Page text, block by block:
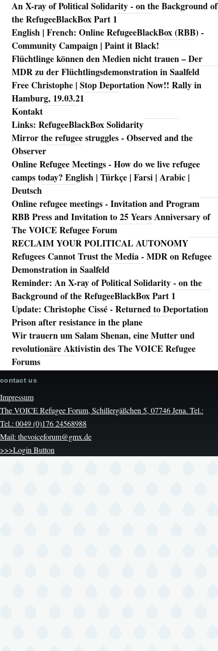
Navigation
An X-ray of Political Solidarity - on the Background of
the RefugeeBlackBox Part 1
English | French: Online RefugeeBlackBox (RBB) -
Community Campaign | Paint it Black!
Flüchtlinge können den Medien nicht trauen – Der
MDR zu der Flüchtlingsdemonstration in Saalfeld
Free Christophe | Stop Deportation Now!! Rally in
Hamburg, 19.03.21
Kontakt
Links: RefugeeBlackBox Solidarity
Mirror the refugee struggles - Observed and the
Observer
Online Refugee Meetings - How do we live refugee
camps today? English | Türkçe | Farsi | Arabic |
Deutsch
Online refugee meetings - Invitation and Program
RBB Press and Invitation to 25 Years Anniversary of
The VOICE Refugee Forum
RECLAIM YOUR POLITICAL AUTONOMY
Refugees Cannot Trust the Media - MDR on Refugee
Demonstration in Saalfeld
Reminder: An X-ray of Political Solidarity - on the
Background of the RefugeeBlackBox Part 1
Update: Christophe Cissé - Returned to Deportation
Prison after resistance in the plane
Wir trauern um Salam Shenan, eine Mutter und
revolutionäre Aktivistin des The VOICE Refugee
Forums
contact us
Impressum
The VOICE Refugee Forum, Schillergäßchen 5, 07746 Jena. Tel.:
Tel.: 0049 (0)176 24568988
Mail: thevoiceforum@gmx.de
>>>Login Button